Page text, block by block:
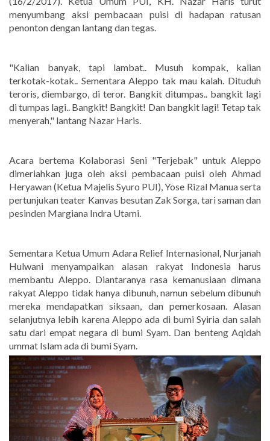
menyumbang aksi pembacaan puisi di hadapan ratusan
penonton dengan lantang dan tegas.
"Kalian banyak, tapi lambat.. Musuh kompak, kalian
terkotak-kotak.. Sementara Aleppo tak mau kalah. Dituduh
teroris, diembargo, di teror. Bangkit ditumpas.. bangkit lagi
di tumpas lagi.. Bangkit! Bangkit! Dan bangkit lagi! Tetap tak
menyerah," lantang Nazar Haris.
Acara bertema Kolaborasi Seni "Terjebak" untuk Aleppo
dimeriahkan juga oleh aksi pembacaan puisi oleh Ahmad
Heryawan (Ketua Majelis Syuro PUI), Yose Rizal Manua serta
pertunjukan teater Kanvas besutan Zak Sorga, tari saman dan
pesinden Margiana Indra Utami.
Sementara Ketua Umum Adara Relief Internasional, Nurjanah
Hulwani menyampaikan alasan rakyat Indonesia harus
membantu Aleppo. Diantaranya rasa kemanusiaan dimana
rakyat Aleppo tidak hanya dibunuh, namun sebelum dibunuh
mereka mendapatkan siksaan, dan pemerkosaan. Alasan
selanjutnya lebih karena Aleppo ada di bumi Syiria dan salah
satu dari empat negara di bumi Syam. Dan benteng Aqidah
ummat Islam ada di bumi Syam.